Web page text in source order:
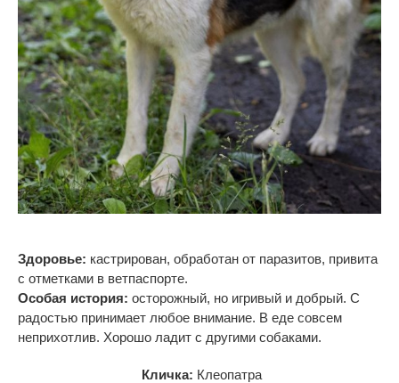
Здоровье: кастрирован, обработан от паразитов, привита
с отметками в ветпаспорте.
Особая история: осторожный, но игривый и добрый. С
радостью принимает любое внимание. В еде совсем
неприхотлив. Хорошо ладит с другими собаками.
Кличка: Клеопатра